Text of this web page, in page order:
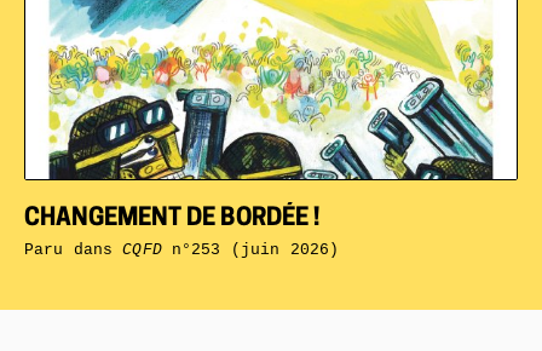
CHANGEMENT DE BORDÉE !
Paru dansCQFDn°253 (juin 2026)